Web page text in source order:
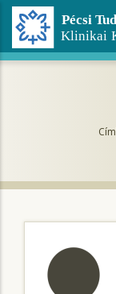
Ugrás
tartalomra